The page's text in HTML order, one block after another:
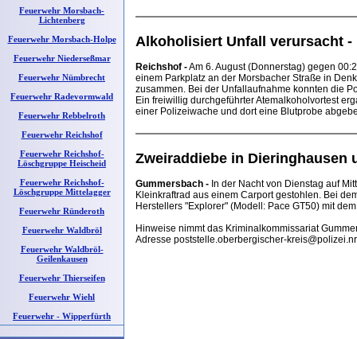
Feuerwehr Morsbach-
Lichtenberg
Feuerwehr Morsbach-Holpe
Feuerwehr Niederseßmar
Feuerwehr Nümbrecht
Feuerwehr Radevormwald
Feuerwehr Rebbelroth
Feuerwehr Reichshof
Feuerwehr Reichshof-
Löschgruppe Heischeid
Feuerwehr Reichshof-
Löschgruppe Mittelagger
Feuerwehr Ründeroth
Feuerwehr Waldbröl
Feuerwehr Waldbröl-
Geilenkausen
Feuerwehr Thierseifen
Feuerwehr Wiehl
Feuerwehr - Wipperfürth
Alkoholisiert Unfall verursacht
Reichshof -Am 6. August (Donnerstag) gegen
einem Parkplatz an der Morsbacher Straße in
zusammen. Bei der Unfallaufnahme konnten die
Ein freiwillig durchgeführter Atemalkoholvortest
einer Polizeiwache und dort eine Blutprobe
Zweiraddiebe in Dieringhausen
Gummersbach - In der Nacht von Dienstag auf
Kleinkraftrad aus einem Carport gestohlen. Bei
Herstellers "Explorer" (Modell: Pace GT50) mit
Hinweise nimmt das Kriminalkommissariat
Adresse poststelle.oberbergischer-